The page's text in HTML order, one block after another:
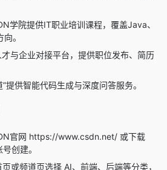
学院提供IT职业培训课程，覆盖Java、
。
才与企业对接平台，提供职位发布、简历
”提供智能代码生成与深度问答服务。
官网 https://www.csdn.net/ 或下载
创建。
或频道页选择 AI、前端、后端等分类，